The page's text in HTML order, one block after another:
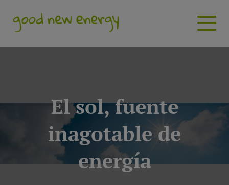
El sol, fuente
inagotable de
energía